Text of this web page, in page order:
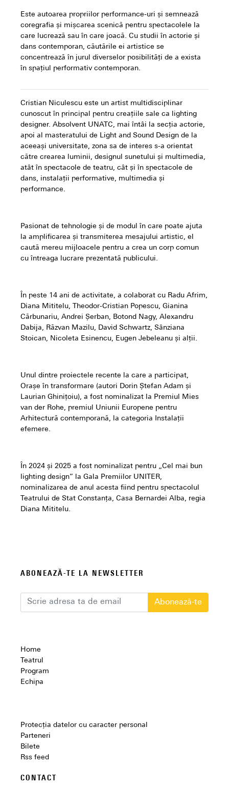
Este autoarea propriilor performance-uri și semnează
coregrafia și mișcarea scenică pentru spectacolele la
care lucrează sau în care joacă. Cu studii în actorie și
dans contemporan, căutările ei artistice se
concentrează în jurul diverselor posibilități de a exista
în spațiul performativ contemporan.
Cristian Niculescu este un artist multidisciplinar
cunoscut în principal pentru creațiile sale ca lighting
designer. Absolvent UNATC, mai întâi la secția actorie,
apoi al masteratului de Light and Sound Design de la
aceeași universitate, zona sa de interes s-a orientat
către crearea luminii, designul sunetului și multimedia,
atât în ​​spectacole de teatru, cât și în spectacole de
dans, instalații performative, multimedia și
performance.
Pasionat de tehnologie și de modul în care poate ajuta
la amplificarea și transmiterea mesajului artistic, el
caută mereu mijloacele pentru a crea un corp comun
cu întreaga lucrare prezentată publicului.
În peste 14 ani de activitate, a colaborat cu Radu Afrim,
Diana Mititelu, Theodor-Cristian Popescu, Gianina
Cărbunariu, Andrei Șerban, Botond Nagy, Alexandru
Dabija, Răzvan Mazilu, David Schwartz, Sânziana
Stoican, Nicoleta Esinencu, Eugen Jebeleanu și alţii.
Unul dintre proiectele recente la care a participat,
Orașe în transformare (autori Dorin Ștefan Adam și
Laurian Ghinițoiu), a fost nominalizat la Premiul Mies
van der Rohe, premiul Uniunii Europene pentru
Arhitectură contemporană, la categoria Instalații
efemere.
În 2024 și 2025 a fost nominalizat pentru „Cel mai bun
lighting design” la Gala Premiilor UNITER,
nominalizarea de anul acesta fiind pentru spectacolul
Teatrului de Stat Constanța, Casa Bernardei Alba, regia
Diana Mititelu.
ABONEAZĂ-TE LA NEWSLETTER
Abonează-te
Home
Teatrul
Program
Echipa
Protecția datelor cu caracter personal
Parteneri
Bilete
Rss feed
CONTACT